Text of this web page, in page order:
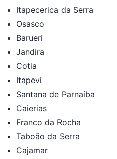
Itapecerica da Serra
Osasco
Barueri
Jandira
Cotia
Itapevi
Santana de Parnaíba
Caierias
Franco da Rocha
Taboão da Serra
Cajamar